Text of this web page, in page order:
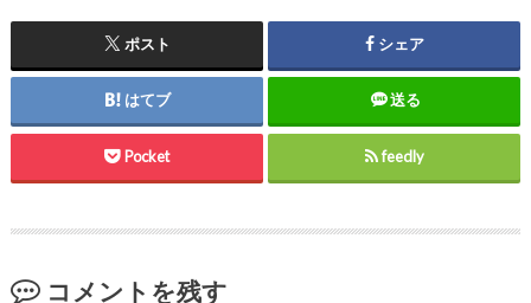
ポスト シェア
はてブ 送る
Pocket feedly
コメントを残す